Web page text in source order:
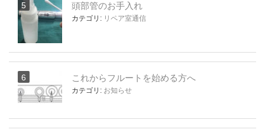
頭部管のお手入れ
カテゴリ: リペア室通信
これからフルートを始める方へ
カテゴリ: お知らせ